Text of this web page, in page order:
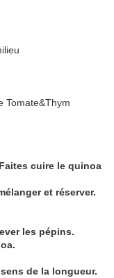
Tomate&Thym
Faites cuire le quinoa
et réserver.
les pépins.
de la longueur.